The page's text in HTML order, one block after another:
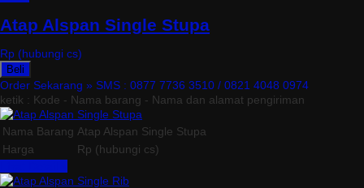
Atap Alspan Single Stupa
Rp (hubungi cs)
Beli
Order Sekarang » SMS : 0877 7736 3510 / 0821 4048 0974
ketik : Kode - Nama barang - Nama dan alamat pengiriman
Nama Barang Atap Alspan Single Stupa
Harga
Rp (hubungi cs)